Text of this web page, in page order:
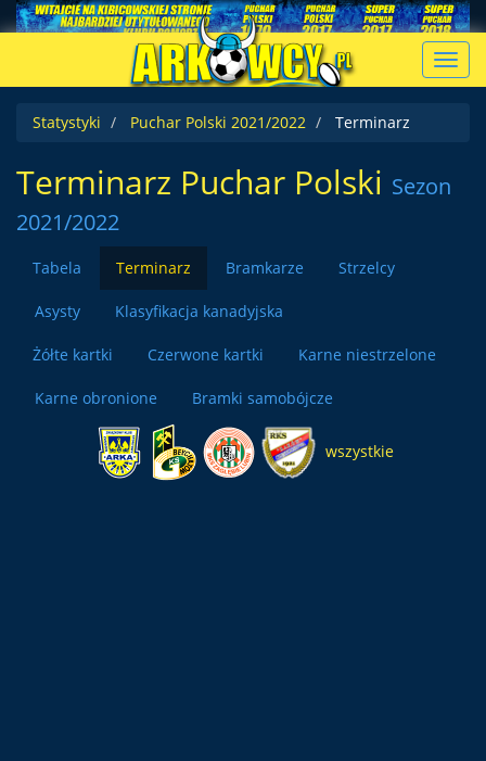
Statystyki
Puchar Polski 2021/2022 Terminarz
Terminarz Puchar Polski Sezon
2021/2022
Tabela Terminarz Bramkarze Strzelcy
Asysty Klasyfikacja kanadyjska
Żółte kartki Czerwone kartki Karne niestrzelone
Karne obronione Bramki samobójcze
wszystkie